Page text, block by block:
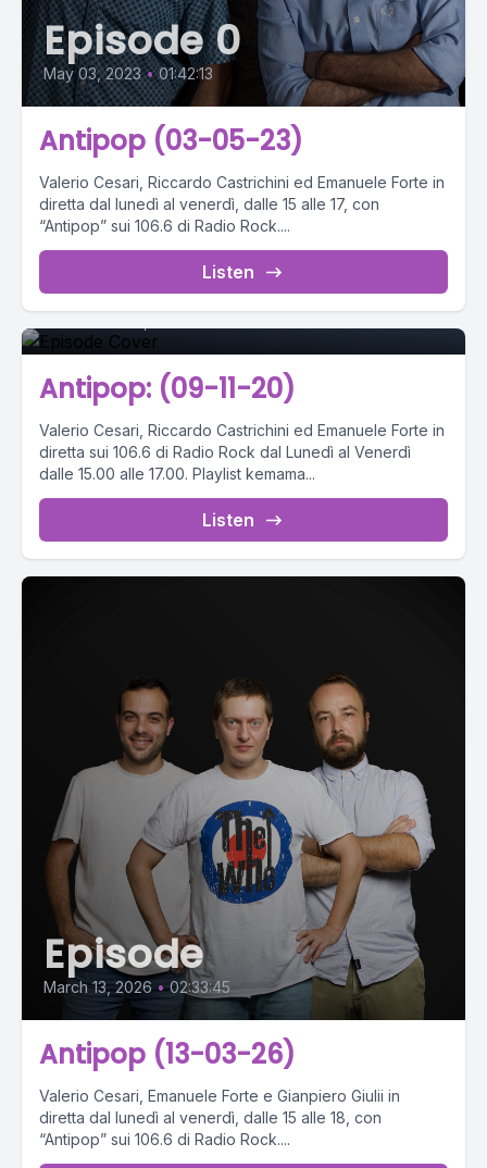
Episode 0
May 03, 2023 • 01:42:13
Antipop (03-05-23)
Valerio Cesari, Riccardo Castrichini ed Emanuele Forte in
diretta dal lunedì al venerdì, dalle 15 alle 17, con
“Antipop” sui 106.6 di Radio Rock....
Listen
Episode 0
Antipop: (09-11-20)
Valerio Cesari, Riccardo Castrichini ed Emanuele Forte in
diretta sui 106.6 di Radio Rock dal Lunedì al Venerdì
dalle 15.00 alle 17.00. Playlist kemama...
Listen
Episode
March 13, 2026 • 02:33:45
Antipop (13-03-26)
Valerio Cesari, Emanuele Forte e Gianpiero Giulii in
diretta dal lunedì al venerdì, dalle 15 alle 18, con
“Antipop” sui 106.6 di Radio Rock....